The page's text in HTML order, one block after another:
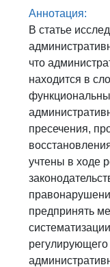
Аннотация:
В статье
что
находится в
пресечения,
учтены в ходе
предпринять